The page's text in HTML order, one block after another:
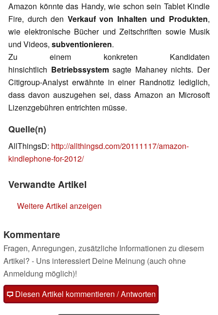
Amazon könnte das Handy, wie schon sein Tablet Kindle
Fire, durch den Verkauf von Inhalten und Produkten,
wie elektronische Bücher und Zeitschriften sowie Musik
und Videos, subventionieren.
Zu einem konkreten Kandidaten
hinsichtlich Betriebssystemsagte Mahaney nichts. Der
Citigroup-Analyst erwähnte in einer Randnotiz lediglich,
dass davon auszugehen sei, dass Amazon an Microsoft
Lizenzgebühren entrichten müsse.
Quelle(n)
AllThingsD: http://allthingsd.com/20111117/amazon-
kindlephone-for-2012/
Verwandte Artikel
Weitere Artikel anzeigen
Kommentare
Fragen, Anregungen, zusätzliche Informationen zu diesem
Artikel? - Uns interessiert Deine Meinung (auch ohne
Anmeldung möglich)!
Diesen Artikel kommentieren / Antworten